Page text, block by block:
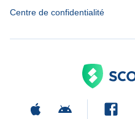
Centre de confidentialité